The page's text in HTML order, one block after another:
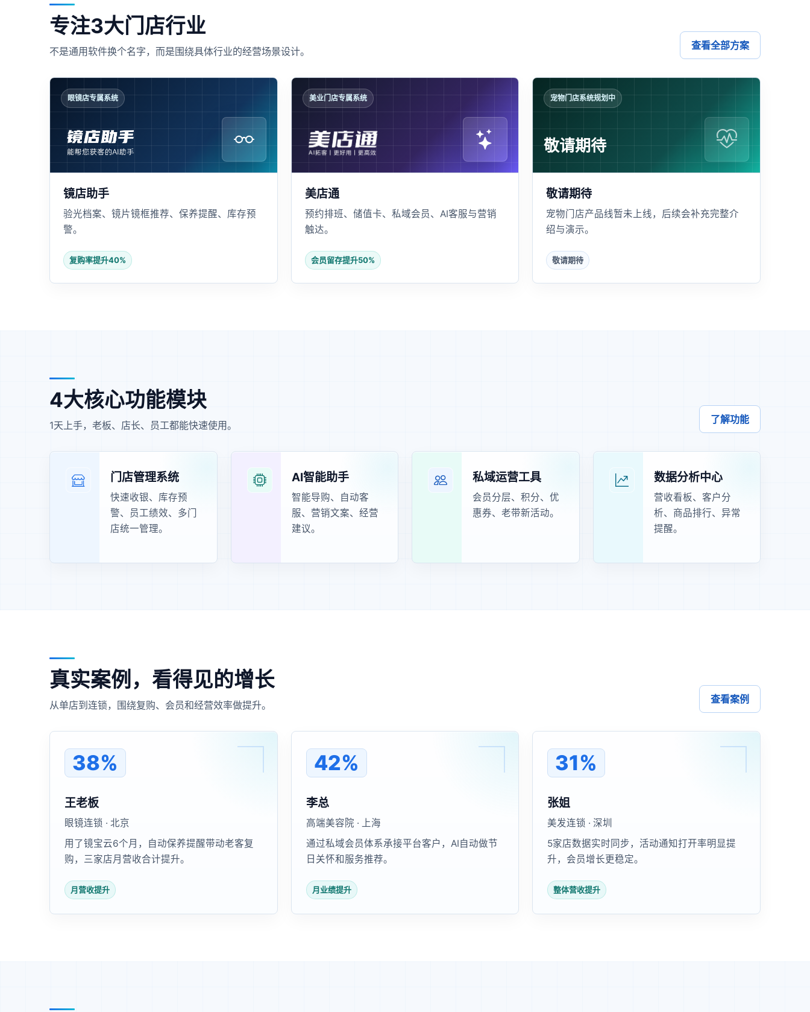
专注3大门店行业
不是通用软件换个名字，而是围绕具体行业的经营场景设计。 查看全部方案
眼镜店专属系统
镜店助手
验光档案、镜片镜框推荐、保养提醒、库存预
警。
复购率提升40%
美业门店专属系统
美店通
预约排班、储值卡、私域会员、AI客服与营销
触达。
会员留存提升50%
宠物门店系统规划中
敬请期待
敬请期待
宠物门店产品线暂未上线，后续会补充完整介
绍与演示。
敬请期待
4大核心功能模块
1天上手，老板、店长、员工都能快速使用。 了解功能
门店管理系统
快速收银、库存预
警、员工绩效、多门
店统一管理。
AI智能助手
智能导购、自动客
服、营销文案、经营
建议。
私域运营工具
会员分层、积分、优
惠券、老带新活动。
数据分析中心
营收看板、客户分
析、商品排行、异常
提醒。
真实案例，看得见的增长
从单店到连锁，围绕复购、会员和经营效率做提升。 查看案例
38%
王老板
眼镜连锁 · 北京
用了镜宝云6个月，自动保养提醒带动老客复
购，三家店月营收合计提升。
月营收提升
42%
李总
高端美容院 · 上海
通过私域会员体系承接平台客户，AI自动做节
日关怀和服务推荐。
月业绩提升
31%
张姐
美发连锁 · 深圳
5家店数据实时同步，活动通知打开率明显提
升，会员增长更稳定。
整体营收提升